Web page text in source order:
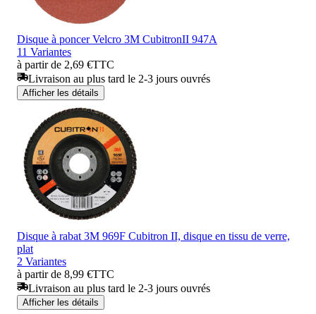
Disque à poncer Velcro 3M CubitronII 947A
11 Variantes
à partir de 2,69 €TTC
Livraison au plus tard le 2-3 jours ouvrés
Afficher les détails
Disque à rabat 3M 969F Cubitron II, disque en tissu de verre,
plat
2 Variantes
à partir de 8,99 €TTC
Livraison au plus tard le 2-3 jours ouvrés
Afficher les détails